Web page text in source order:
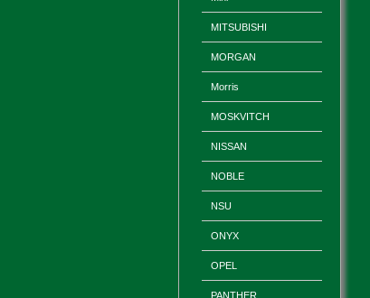
MITSUBISHI
MORGAN
Morris
MOSKVITCH
NISSAN
NOBLE
NSU
ONYX
OPEL
PANTHER